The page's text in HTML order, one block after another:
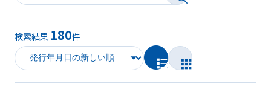
電子BOOK
検索結果 180件